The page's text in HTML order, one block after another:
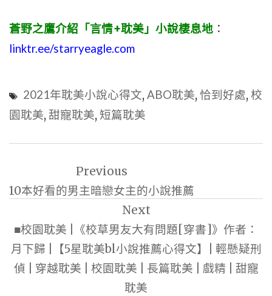
蒼野之鷹介紹「言情+耽美」小說棲息地 ：
linktr.ee/starryeagle.com
2021年耽美小說心得文, ABO耽美, 恰到好處, 校
園耽美, 甜寵耽美, 短篇耽美
導
覽
Previous
10本好看的男主暗戀女主的小說推薦
Next
■校園耽美 |《校草男友大有問題[穿書]》作者：
月下歸 |【5星耽美bl小說推薦心得文】| 輕懸疑刑
偵 | 穿越耽美 | 校園耽美 | 長篇耽美 | 戲精 | 甜寵
耽美